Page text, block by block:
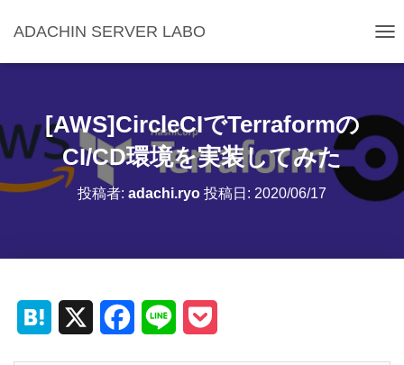
ADACHIN SERVER LABO
ビ
シ
ン
を
切
り
[AWS]CircleCIでTerraformの
CI/CD環境を実装してみた
投稿者: adachi.ryo 投稿日: 2020/06/17